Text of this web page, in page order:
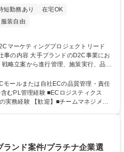
短勤務あり
在宅OK
服装自由
略立案から進行管理、施策実行、品質
係部署と連携しながら事業成果に直結
ース
運用・デザイン・営業など関係部署
ライアント・上層部とのコミュニケー
けたプロセス整備、ベストプラクティ
モールまたは自社ECの品質管理・責任
むPL管理経験 ■ECロジスティクス
ームマネジメン
する知見や分析スキル ■品質管理や業
ランド案件/プラチナ企業選